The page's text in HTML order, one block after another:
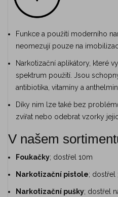
Funkce a použití moderního
neomezují pouze na
Narkotizační aplikátory, které
spektrum použití. Jsou
antibiotika, vitamíny a
Díky nim lze také bez
zvířat nebo odebrat vzorky
V našem
Foukačky; dostřel 10m
Narkotizační pistole; dostřel
Narkotizační pušky; dostřel